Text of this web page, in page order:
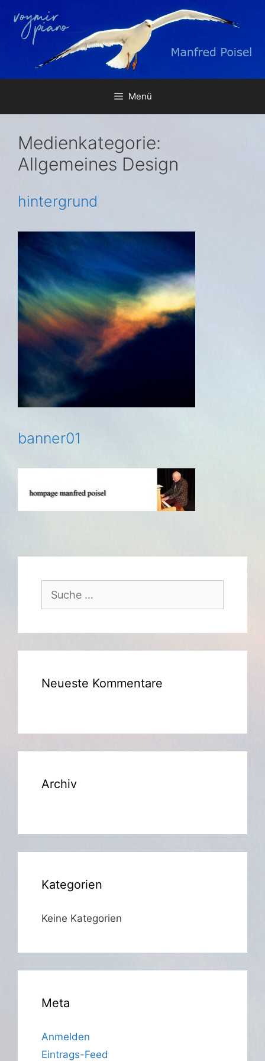
Inhalt
springen
Menü
Medienkategorie:
Allgemeines Design
hintergrund
banner01
nach:
Neueste Kommentare
Archiv
Kategorien
Keine Kategorien
Meta
Anmelden
Eintrags-Feed